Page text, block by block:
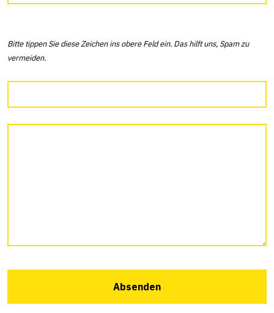
Bitte tippen Sie diese Zeichen ins obere Feld ein. Das hilft uns, Spam zu
vermeiden.
Absenden